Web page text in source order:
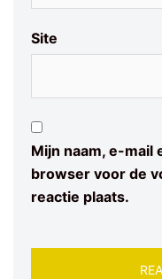
Site
Mijn naam, e-mail
browser voor de
reactie plaats.